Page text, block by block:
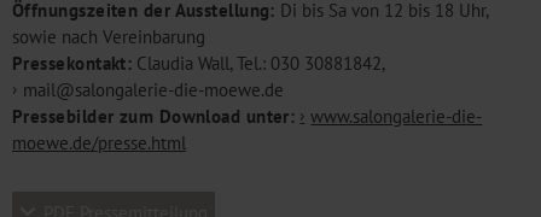
Öffnungszeiten der Ausstellung: Di bis Sa von 12 bis 18 Uhr,
sowie nach Vereinbarung
Pressekontakt: Claudia Wall, Tel.: 030 30881842,
mail@salongalerie-die-moewe.de
Pressebilder zum Download unter:
www.salongalerie-die-
moewe.de/presse.html